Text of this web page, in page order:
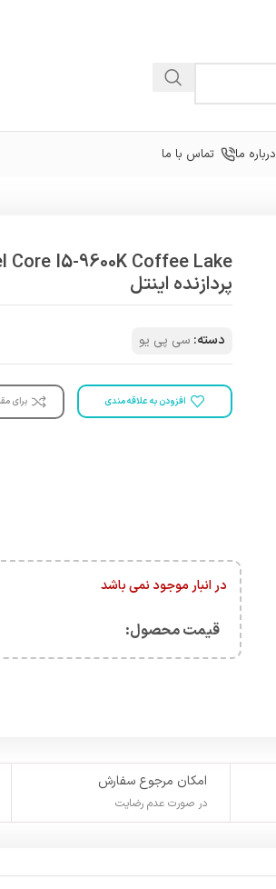
درباره ما تماس با ما
Core I5-9600K Coffee Lake
پردازنده اینتل
دسته: سی پی یو
افزودن به علاقه مندی برای
در انبار موجود نمی باشد
قیمت محصول:​
امکان مرجوع سفارش
در صورت عدم رضایت